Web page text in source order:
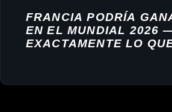
FRANCIA PODRÍA
EN EL MUNDIAL 2026
EXACTAMENTE LO